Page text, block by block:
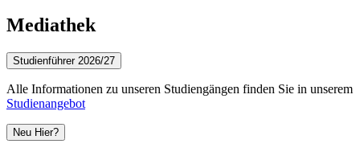
Mediathek
Studienführer 2026/27
Alle Informationen zu unseren Studiengängen finden Sie in unserem
Studienangebot
Neu Hier?